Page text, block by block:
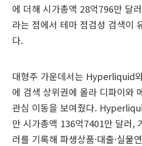
에 더해 시가총액 28억796만 달
라는 점에서 테마 점검성 검색이
다.
대형주 가운데서는 Hyperliquid
에 검색 상위권에 올라 디파이와
관심 이동을 보여줬다.
만 시가총액 136억7401만 달러,
러를 기록해 파생상품·대출·실물